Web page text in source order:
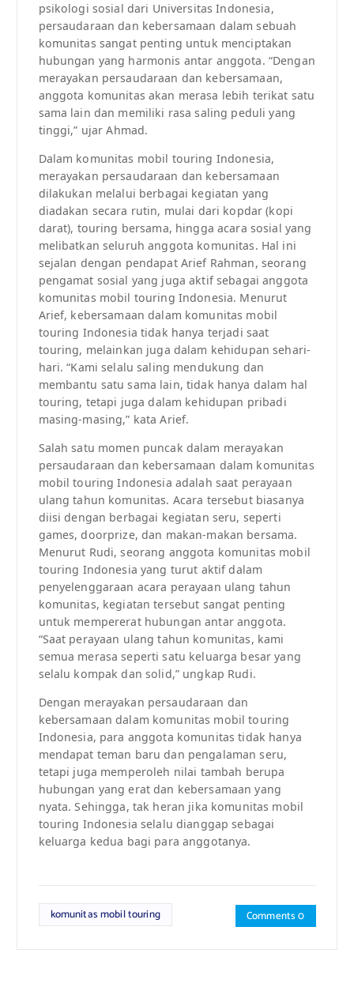
psikologi sosial dari Universitas Indonesia,
persaudaraan dan kebersamaan dalam sebuah
komunitas sangat penting untuk menciptakan
hubungan yang harmonis antar anggota. “Dengan
merayakan persaudaraan dan kebersamaan,
anggota komunitas akan merasa lebih terikat satu
sama lain dan memiliki rasa saling peduli yang
tinggi,” ujar Ahmad.
Dalam komunitas mobil touring Indonesia,
merayakan persaudaraan dan kebersamaan
dilakukan melalui berbagai kegiatan yang
diadakan secara rutin, mulai dari kopdar (kopi
darat), touring bersama, hingga acara sosial yang
melibatkan seluruh anggota komunitas. Hal ini
sejalan dengan pendapat Arief Rahman, seorang
pengamat sosial yang juga aktif sebagai anggota
komunitas mobil touring Indonesia. Menurut
Arief, kebersamaan dalam komunitas mobil
touring Indonesia tidak hanya terjadi saat
touring, melainkan juga dalam kehidupan sehari-
hari. “Kami selalu saling mendukung dan
membantu satu sama lain, tidak hanya dalam hal
touring, tetapi juga dalam kehidupan pribadi
masing-masing,” kata Arief.
Salah satu momen puncak dalam merayakan
persaudaraan dan kebersamaan dalam komunitas
mobil touring Indonesia adalah saat perayaan
ulang tahun komunitas. Acara tersebut biasanya
diisi dengan berbagai kegiatan seru, seperti
games, doorprize, dan makan-makan bersama.
Menurut Rudi, seorang anggota komunitas mobil
touring Indonesia yang turut aktif dalam
penyelenggaraan acara perayaan ulang tahun
komunitas, kegiatan tersebut sangat penting
untuk mempererat hubungan antar anggota.
“Saat perayaan ulang tahun komunitas, kami
semua merasa seperti satu keluarga besar yang
selalu kompak dan solid,” ungkap Rudi.
Dengan merayakan persaudaraan dan
kebersamaan dalam komunitas mobil touring
Indonesia, para anggota komunitas tidak hanya
mendapat teman baru dan pengalaman seru,
tetapi juga memperoleh nilai tambah berupa
hubungan yang erat dan kebersamaan yang
nyata. Sehingga, tak heran jika komunitas mobil
touring Indonesia selalu dianggap sebagai
keluarga kedua bagi para anggotanya.
komunitas mobil touring Comments 0